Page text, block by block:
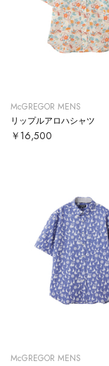
McGREGOR MENS
リップルアロハシャツ
￥16,500
McGREGOR MENS